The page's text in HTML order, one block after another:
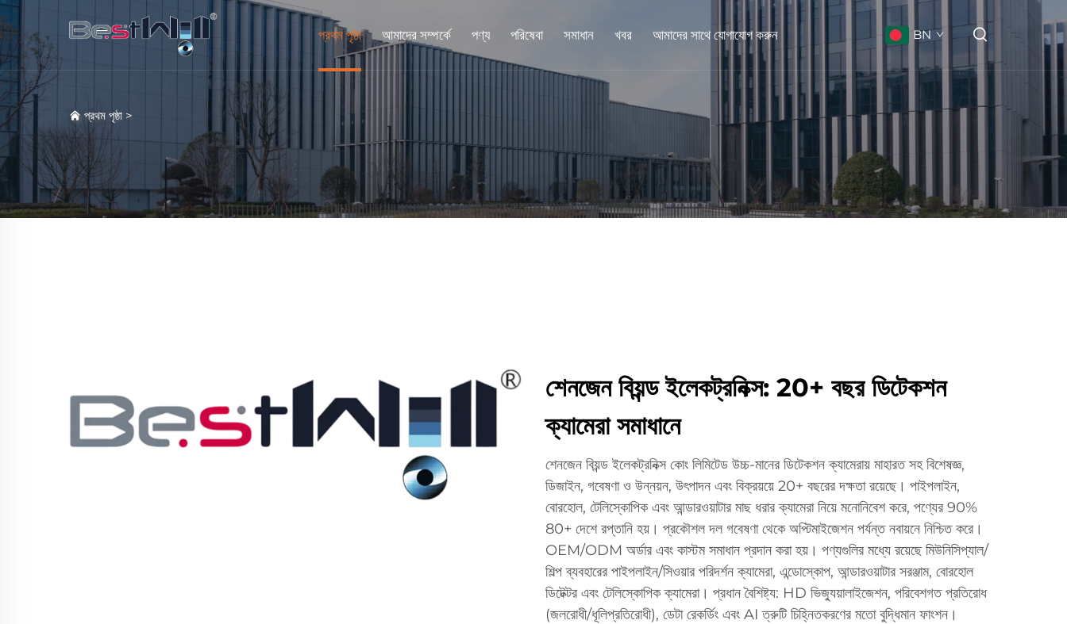
প্রথম পৃষ্ঠা আমাদের সম্পর্কে পণ্য পরিষেবা সমাধান খবর আমাদের সাথে যোগাযোগ করুন BN
প্রথম পৃষ্ঠা >
শেনজেন বিয়ন্ড ইলেকট্রনিক্স: 20+ বছর ডিটেকশন
ক্যামেরা সমাধানে
শেনজেন বিয়ন্ড ইলেকট্রনিক্স কোং লিমিটেড উচ্চ-মানের ডিটেকশন ক্যামেরায় মাহারত সহ বিশেষজ্ঞ,
ডিজাইন, গবেষণা ও উন্নয়ন, উৎপাদন এবং বিক্রয়য়ে 20+ বছরের দক্ষতা রয়েছে। পাইপলাইন,
বোরহোল, টেলিস্কোপিক এবং আন্ডারওয়াটার মাছ ধরার ক্যামেরা নিয়ে মনোনিবেশ করে, পণ্যের 90%
80+ দেশে রপ্তানি হয়। প্রকৌশল দল গবেষণা থেকে অপ্টিমাইজেশন পর্যন্ত নবায়নে নিশ্চিত করে।
OEM/ODM অর্ডার এবং কাস্টম সমাধান প্রদান করা হয়। পণ্যগুলির মধ্যে রয়েছে মিউনিসিপ্যাল/
শিল্প ব্যবহারের পাইপলাইন/সিওয়ার পরিদর্শন ক্যামেরা, এন্ডোস্কোপ, আন্ডারওয়াটার সরঞ্জাম, বোরহোল
ডিটেক্টর এবং টেলিস্কোপিক ক্যামেরা। প্রধান বৈশিষ্ট্য: HD ভিজ্যুয়ালাইজেশন, পরিবেশগত প্রতিরোধ
(জলরোধী/ধূলিপ্রতিরোধী), ডেটা রেকর্ডিং এবং AI ত্রুটি চিহ্নিতকরণের মতো বুদ্ধিমান ফাংশন।